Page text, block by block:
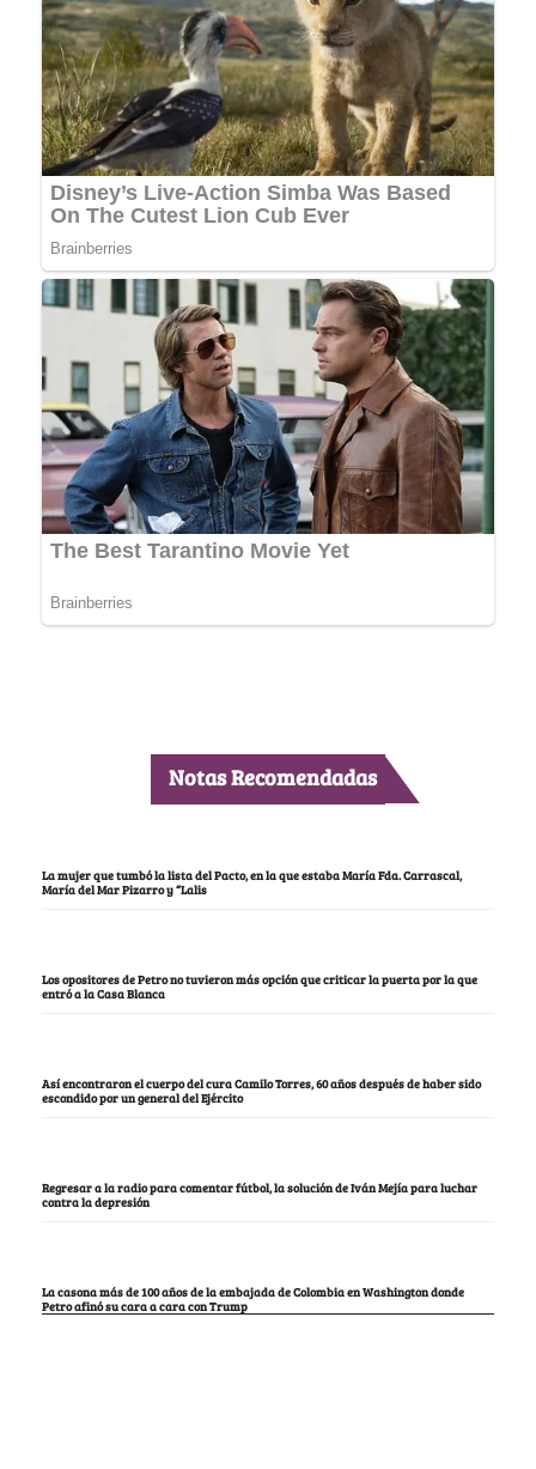
Notas Recomendadas
La mujer que tumbó la lista del Pacto, en la que estaba María Fda. Carrascal,
María del Mar Pizarro y “Lalis
Los opositores de Petro no tuvieron más opción que criticar la puerta por la que
entró a la Casa Blanca
Así encontraron el cuerpo del cura Camilo Torres, 60 años después de haber sido
escondido por un general del Ejército
Regresar a la radio para comentar fútbol, la solución de Iván Mejía para luchar
contra la depresión
La casona más de 100 años de la embajada de Colombia en Washington donde
Petro afinó su cara a cara con Trump